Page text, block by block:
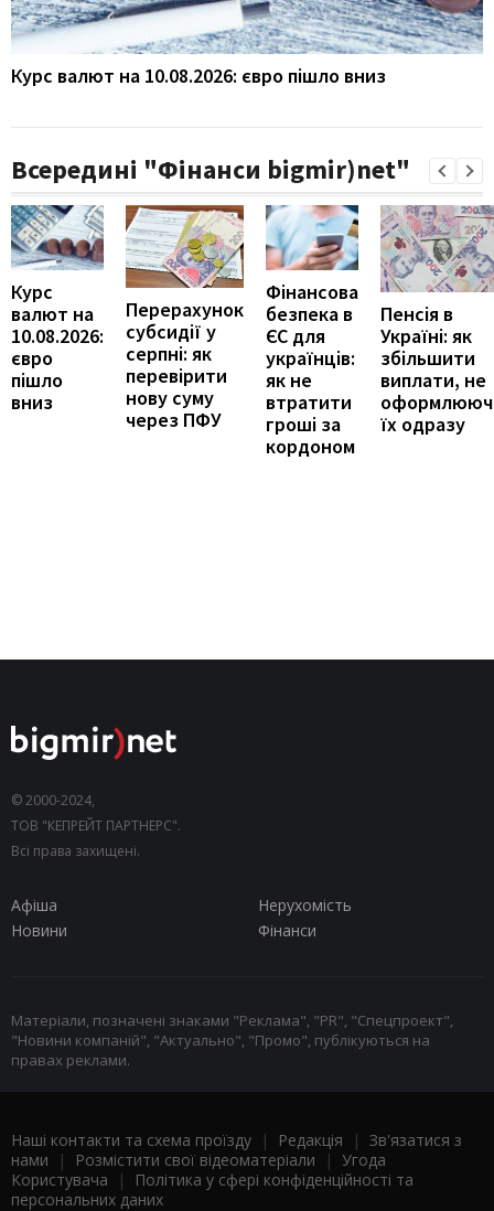
Курс валют на 10.08.2026: євро пішло вниз
Всередині "Фінанси bigmir)net"
Курс
валют на
10.08.2026:
євро
пішло
вниз
Перерахунок
субсидії у
серпні: як
перевірити
нову суму
через ПФУ
Фінансова
безпека в
ЄС для
українців:
як не
втратити
гроші за
кордоном
Пенсія в
Україні: як
збільшити
виплати, не
їх одразу
© 2000-2024,
ТОВ "КЕПРЕЙТ ПАРТНЕРС".
Всі права захищені.
Афіша
Нерухомість
Новини
Фінанси
Матеріали, позначені знаками "Реклама", "PR", "Спецпроект",
"Новини компаній", "Актуально", "Промо", публікуються на
правах реклами.
Наші контакти та схема проїзду | Редакція | Зв'язатися з
нами | Розмістити свої відеоматеріали | Угода
Користувача |
Політика у сфері конфіденційності та
персональних даних